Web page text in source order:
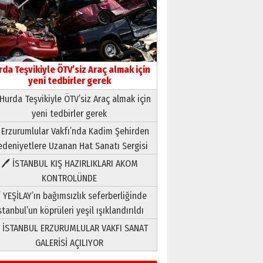
Teşvikiyle ÖTV’siz Araç almak için
yeni tedbirler gerek
Teşvikiyle ÖTV’siz Araç almak için
yeni tedbirler gerek
Vakfı’nda Kadim Şehirden
Uzanan Hat Sanatı Sergisi
🖊 İSTANBUL KIŞ HAZIRLIKLARI AKOM
KONTROLÜNDE
bağımsızlık seferberliğinde
köprüleri yeşil ışıklandırıldı
ERZURUMLULAR VAKFI SANAT
GALERİSİ AÇILIYOR
Neşat YALÇIN
Paranın Aile Kültüründeki Yeri
03 Ağustos 2026 Pazartesi
Yıldırım Gündoğdu
HAVVA’NIN ÜÇ KIZI
09 Temmuz 2026 Perşembe
Yusuf POLAT
Şampiyonluk Sebahattin
Şirin’e yazar